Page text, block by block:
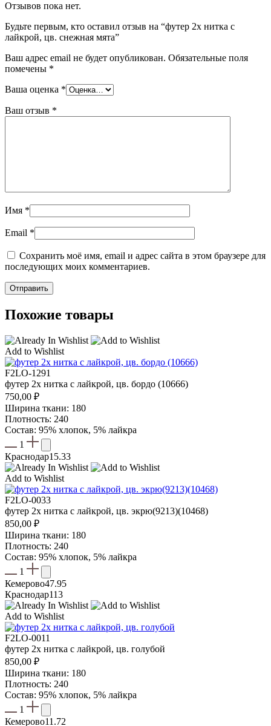
Отзывов пока нет.
Будьте первым, кто оставил отзыв на “футер 2х нитка с
лайкрой, цв. снежная мята”
Ваш адрес email не будет опубликован. Обязательные поля
помечены *
Ваша оценка *
Ваш отзыв *
Имя *
Email *
Сохранить моё имя, email и адрес сайта в этом браузере для
последующих моих комментариев.
Похожие товары
Add to Wishlist
F2LO-1291
футер 2х нитка с лайкрой, цв. бордо (10666)
750,00 ₽
Ширина ткани: 180
Плотность: 240
Состав: 95% хлопок, 5% лайкра
1
Краснодар15.33
Add to Wishlist
F2LO-0033
футер 2х нитка с лайкрой, цв. экрю(9213)(10468)
850,00 ₽
Ширина ткани: 180
Плотность: 240
Состав: 95% хлопок, 5% лайкра
1
Кемерово47.95
Краснодар113
Add to Wishlist
F2LO-0011
футер 2х нитка с лайкрой, цв. голубой
850,00 ₽
Ширина ткани: 180
Плотность: 240
Состав: 95% хлопок, 5% лайкра
1
Кемерово11.72